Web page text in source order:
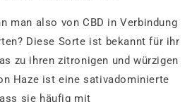
man also von CBD in Verbindung
Diese Sorte ist bekannt für ihr
zu ihren zitronigen und würzigen
Haze ist eine sativadominierte
sie häufig mit